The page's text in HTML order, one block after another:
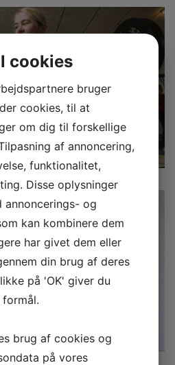
cookies
bruger
cookies, til at
om dig til forskellige
af annoncering,
funktionalitet,
Disse oplysninger
annoncerings- og
kan kombinere dem
har givet dem eller
din brug af deres
på 'OK' giver du
brug af cookies og
på vores